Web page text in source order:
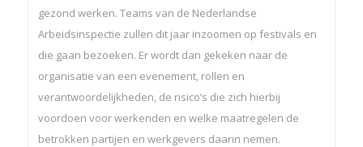
gezond werken. Teams van de Nederlandse
Arbeidsinspectie zullen dit jaar inzoomen op festivals en
die gaan bezoeken. Er wordt dan gekeken naar de
organisatie van een evenement, rollen en
verantwoordelijkheden, de risico’s die zich hierbij
voordoen voor werkenden en welke maatregelen de
betrokken partijen en werkgevers daarin nemen.